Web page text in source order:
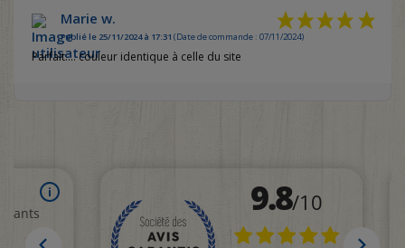
Marie w.
Publié le 25/11/2024 à 17:31 (Date de commande : 07/11/2024)
Parfait.... couleur identique à celle du site